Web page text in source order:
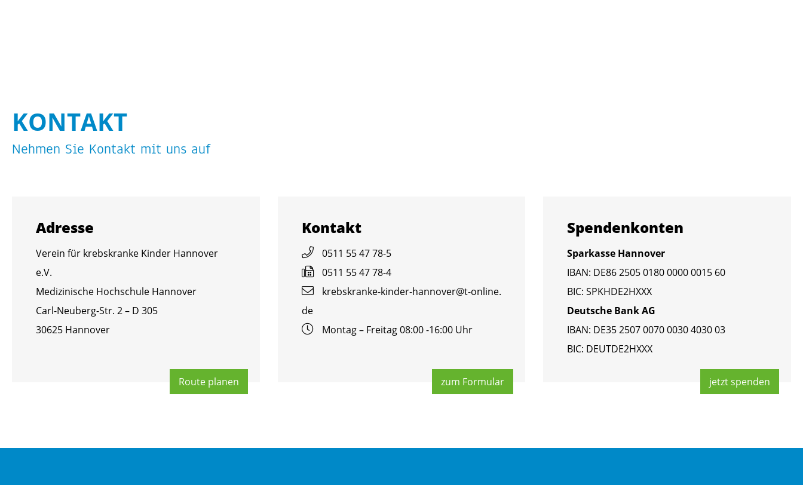
KON­TAKT
Neh­men Sie Kon­takt mit uns auf
Adres­se
Ver­ein für krebs­kran­ke Kin­der Han­no­ver
e.V.
Me­di­zi­ni­sche Hoch­schu­le Han­no­ver
Carl-Neu­berg-Str. 2 – D 305
30625 Han­no­ver
Route pla­nen
Kon­takt
0511 55 47 78-5
0511 55 47 78-4
krebs­kran­ke-kin­der-han­no­ver@​t-​online.​
de
Mon­tag – Frei­tag 08:00 -16:00 Uhr
zum For­mu­lar
Spen­den­kon­ten
Spar­kas­se Han­no­ver
IBAN: DE86 2505 0180 0000 0015 60
BIC: SPKHDE2HXXX
Deut­sche Bank AG
IBAN: DE35 2507 0070 0030 4030 03
BIC: DEUT­DE2HXXX
jetzt spen­den